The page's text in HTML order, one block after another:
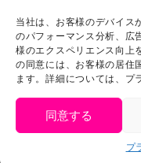
当社は、お客様のデバイス
のパフォーマンス分析、広
様のエクスペリエンス向上
の同意には、お客様の居住
ます。詳細については、プ
同意する
プ
お問い合わせ
利用規約
プライバシーポリシ
プレスリリース